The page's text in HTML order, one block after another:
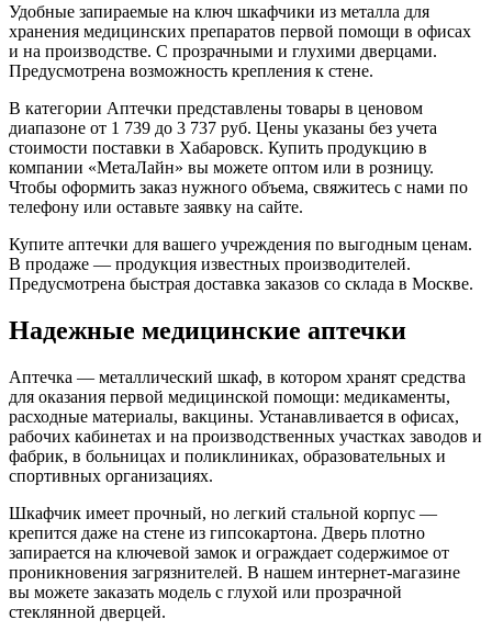
Удобные запираемые на ключ шкафчики из металла для
хранения медицинских препаратов первой помощи в офисах
и на производстве. С прозрачными и глухими дверцами.
Предусмотрена возможность крепления к стене.
В категории Аптечки представлены товары в ценовом
диапазоне от 1 739 до 3 737 руб. Цены указаны без учета
стоимости поставки в Хабаровск. Купить продукцию в
компании «МетаЛайн» вы можете оптом или в розницу.
Чтобы оформить заказ нужного объема, свяжитесь с нами по
телефону или оставьте заявку на сайте.
Купите аптечки для вашего учреждения по выгодным ценам.
В продаже — продукция известных производителей.
Предусмотрена быстрая доставка заказов со склада в Москве.
Надежные медицинские аптечки
Аптечка — металлический шкаф, в котором хранят средства
для оказания первой медицинской помощи: медикаменты,
расходные материалы, вакцины. Устанавливается в офисах,
рабочих кабинетах и на производственных участках заводов и
фабрик, в больницах и поликлиниках, образовательных и
спортивных организациях.
Шкафчик имеет прочный, но легкий стальной корпус —
крепится даже на стене из гипсокартона. Дверь плотно
запирается на ключевой замок и ограждает содержимое от
проникновения загрязнителей. В нашем интернет-магазине
вы можете заказать модель с глухой или прозрачной
стеклянной дверцей.